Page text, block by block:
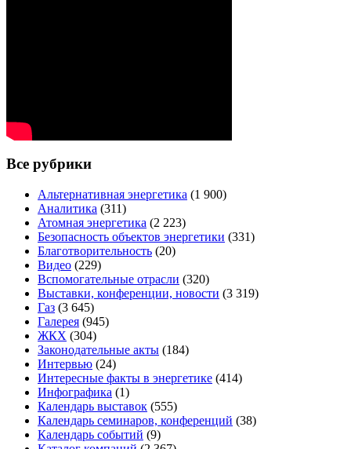
Все рубрики
Альтернативная энергетика (1 900)
Аналитика (311)
Атомная энергетика (2 223)
Безопасность объектов энергетики (331)
Благотворительность (20)
Видео (229)
Вспомогательные отрасли (320)
Выставки, конференции, новости (3 319)
Газ (3 645)
Галерея (945)
ЖКХ (304)
Законодательные акты (184)
Интервью (24)
Интересные факты в энергетике (414)
Инфографика (1)
Календарь выставок (555)
Календарь семинаров, конференций (38)
Календарь событий (9)